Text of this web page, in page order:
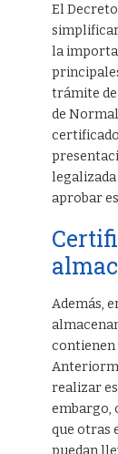
El
la
trámite
de
aprobar
Además,
contienen
realizar
embargo,
que otras
puedan